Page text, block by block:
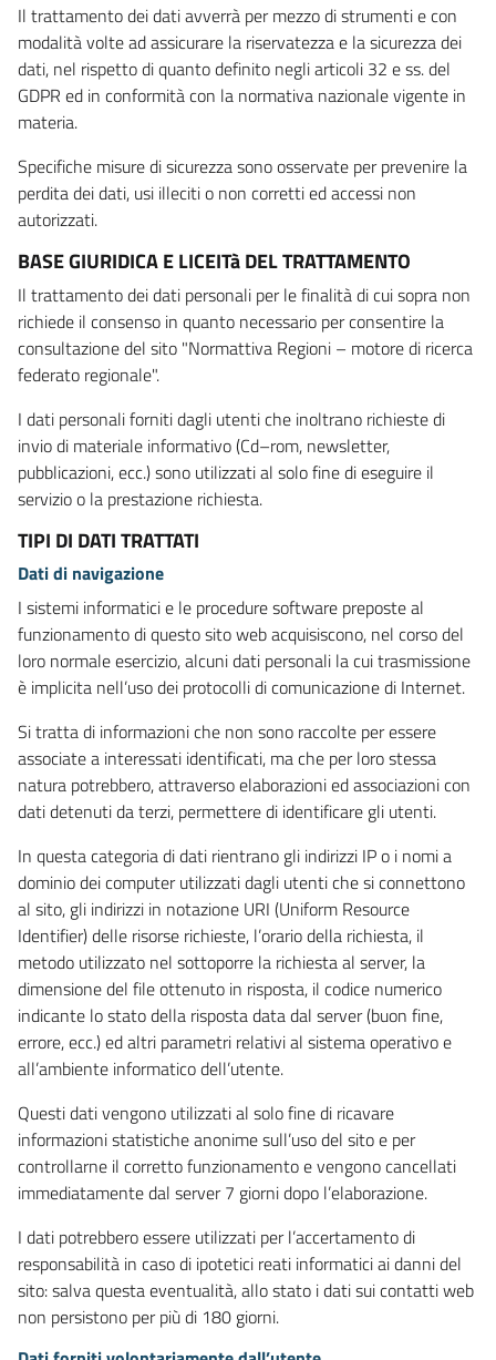
Il trattamento dei dati avverrà per mezzo di strumenti e con
modalità volte ad assicurare la riservatezza e la sicurezza dei
dati, nel rispetto di quanto definito negli articoli 32 e ss. del
GDPR ed in conformità con la normativa nazionale vigente in
materia.
Specifiche misure di sicurezza sono osservate per prevenire la
perdita dei dati, usi illeciti o non corretti ed accessi non
autorizzati.
BASE GIURIDICA E LICEITà DEL TRATTAMENTO
Il trattamento dei dati personali per le finalità di cui sopra non
richiede il consenso in quanto necessario per consentire la
consultazione del sito "Normattiva Regioni – motore di ricerca
federato regionale".
I dati personali forniti dagli utenti che inoltrano richieste di
invio di materiale informativo (Cd–rom, newsletter,
pubblicazioni, ecc.) sono utilizzati al solo fine di eseguire il
servizio o la prestazione richiesta.
TIPI DI DATI TRATTATI
Dati di navigazione
I sistemi informatici e le procedure software preposte al
funzionamento di questo sito web acquisiscono, nel corso del
loro normale esercizio, alcuni dati personali la cui trasmissione
è implicita nell’uso dei protocolli di comunicazione di Internet.
Si tratta di informazioni che non sono raccolte per essere
associate a interessati identificati, ma che per loro stessa
natura potrebbero, attraverso elaborazioni ed associazioni con
dati detenuti da terzi, permettere di identificare gli utenti.
In questa categoria di dati rientrano gli indirizzi IP o i nomi a
dominio dei computer utilizzati dagli utenti che si connettono
al sito, gli indirizzi in notazione URI (Uniform Resource
Identifier) delle risorse richieste, l’orario della richiesta, il
metodo utilizzato nel sottoporre la richiesta al server, la
dimensione del file ottenuto in risposta, il codice numerico
indicante lo stato della risposta data dal server (buon fine,
errore, ecc.) ed altri parametri relativi al sistema operativo e
all’ambiente informatico dell’utente.
Questi dati vengono utilizzati al solo fine di ricavare
informazioni statistiche anonime sull’uso del sito e per
controllarne il corretto funzionamento e vengono cancellati
immediatamente dal server 7 giorni dopo l’elaborazione.
I dati potrebbero essere utilizzati per l’accertamento di
responsabilità in caso di ipotetici reati informatici ai danni del
sito: salva questa eventualità, allo stato i dati sui contatti web
non persistono per più di 180 giorni.